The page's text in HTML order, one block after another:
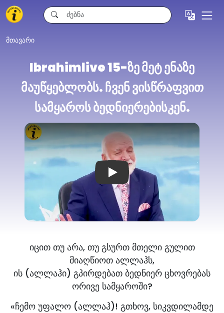
მთავარი
Ibrahimlive 15-ზე მეტ ენაზე
მაუწყებლობს. ჩვენ ვისწრაფვით
სამყაროს ბედნიერებისკენ.
Play
იცით თუ არა, თუ გსურთ მთელი გულით
მიაღწიოთ ალლაჰს,
ის (ალლაჰი) გპირდებათ ბედნიერ ცხოვრებას
ორივე სამყაროში?
«ჩემო უფალო (ალლაჰ)! გთხოვ, სიკვდილამდე